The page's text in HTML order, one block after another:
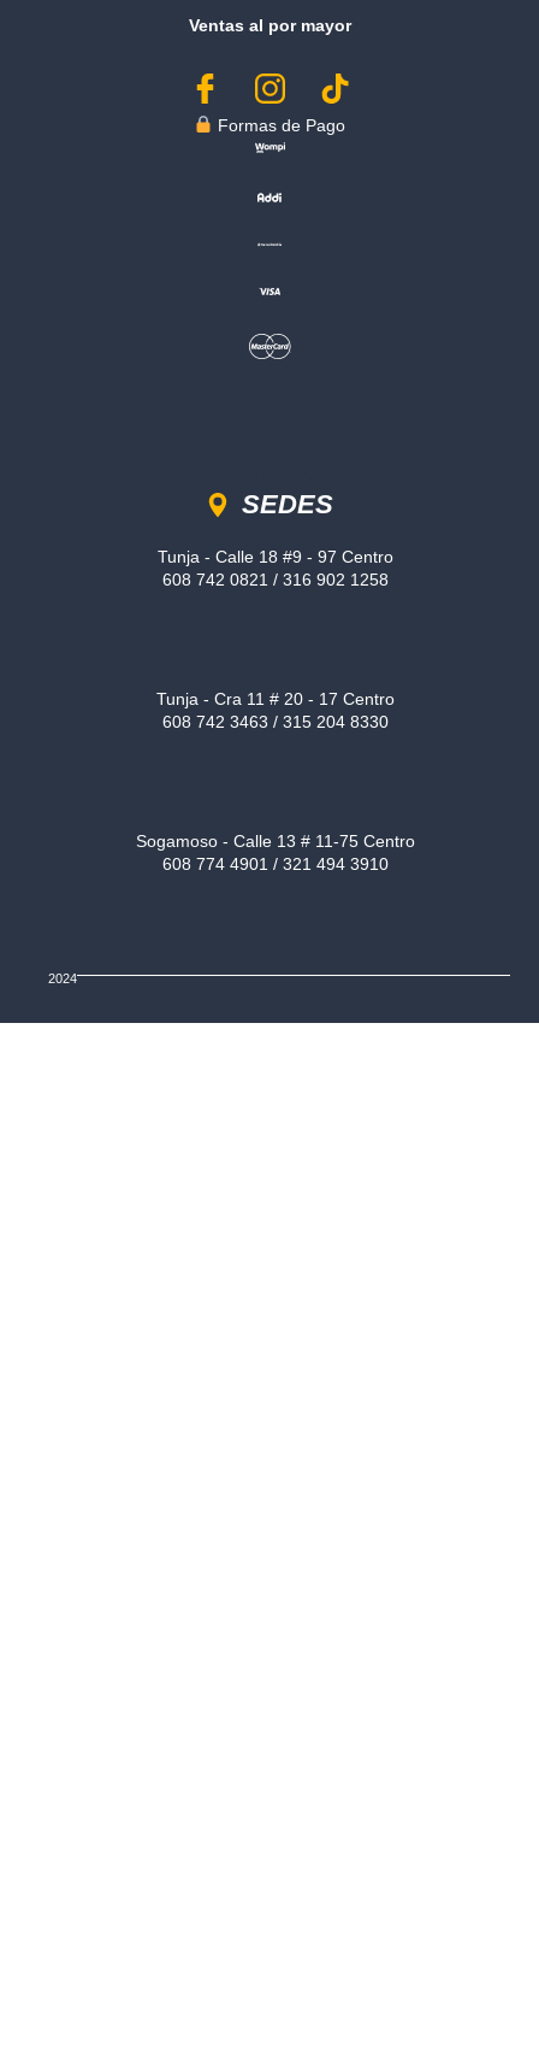
Ventas al por mayor
︎ Formas de Pago
SEDES
Tunja - Calle 18 #9 - 97 Centro
608 742 0821 / 316 902 1258
Tunja - Cra 11 # 20 - 17 Centro
608 742 3463 / 315 204 8330
Sogamoso - Calle 13 # 11-75 Centro
608 774 4901 / 321 494 3910
2024